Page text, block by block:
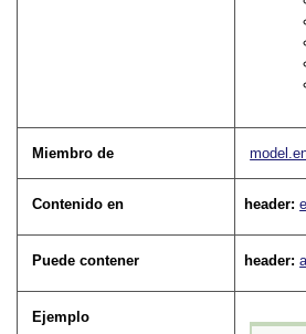
Miembro de
Contenido en header:
Puede contener header:
Ejemplo